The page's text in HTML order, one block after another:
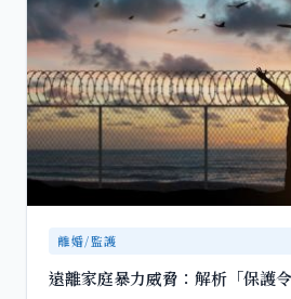
離婚/監護
遠離家庭暴力威脅：解析「保護令